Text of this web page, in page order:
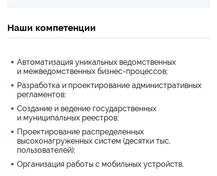
Наши компетенции
Автоматизация уникальных ведомственных
и межведомственных бизнес-процессов;
Разработка и проектирование административных
регламентов;
Создание и ведение государственных
и муниципальных реестров;
Проектирование распределенных
высоконагруженных систем (десятки тыс.
пользователей);
Организация работы с мобильных устройств.